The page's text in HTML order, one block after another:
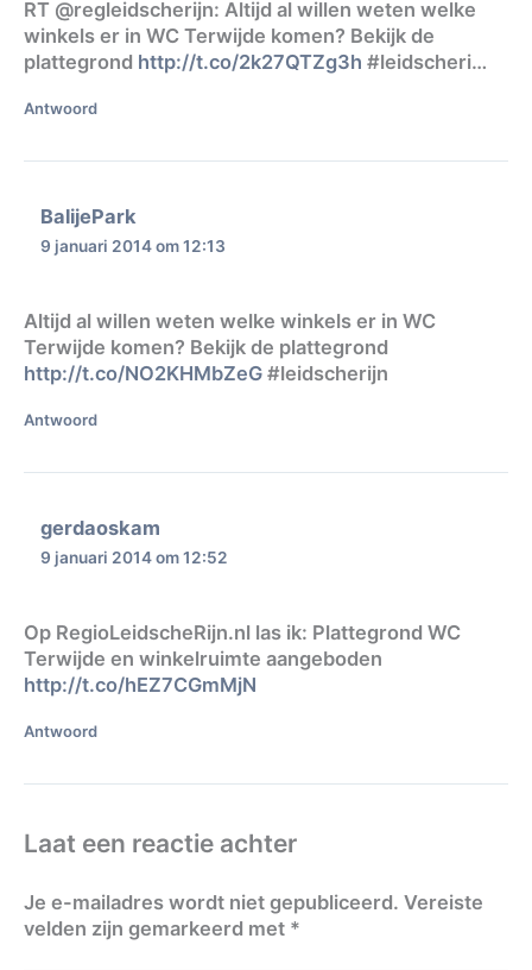
RT @regleidscherijn: Altijd al willen weten welke
winkels er in WC Terwijde komen? Bekijk de
plattegrond http://t.co/2k27QTZg3h #leidscheri…
Antwoord
BalijePark
9 januari 2014 om 12:13
Altijd al willen weten welke winkels er in WC
Terwijde komen? Bekijk de plattegrond
http://t.co/NO2KHMbZeG #leidscherijn
Antwoord
gerdaoskam
9 januari 2014 om 12:52
Op RegioLeidscheRijn.nl las ik: Plattegrond WC
Terwijde en winkelruimte aangeboden
http://t.co/hEZ7CGmMjN
Antwoord
Laat een reactie achter
Je e-mailadres wordt niet gepubliceerd. Vereiste
velden zijn gemarkeerd met *